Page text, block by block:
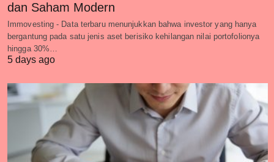
dan Saham Modern
Immovesting - Data terbaru menunjukkan bahwa investor yang hanya
bergantung pada satu jenis aset berisiko kehilangan nilai portofolionya
hingga 30%…
5 days ago